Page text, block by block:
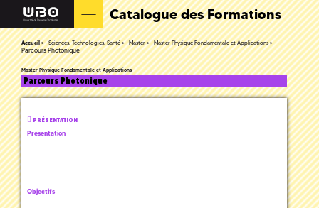
Catalogue des Formations
Accueil Sciences, Technologies, Santé Master Master Physique Fondamentale et Applications
Parcours Photonique
Master Physique Fondamentale et Applications
Parcours Photonique
PRÉSENTATION
Présentation
Objectifs